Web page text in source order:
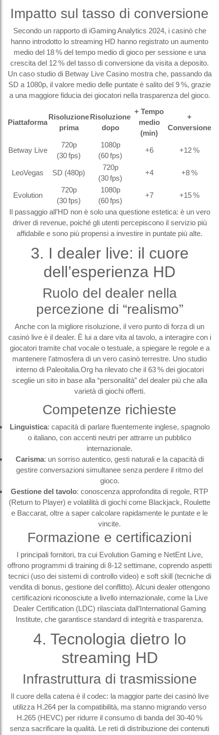
Impatto sul tasso di conversione
Secondo un rapporto di iGaming Analytics 2024, i casinò che
hanno introdotto lo streaming HD hanno registrato un aumento
medio del 18 % del tempo medio di gioco per sessione e una
crescita del 12 % del tasso di conversione da visita a deposito.
Un caso studio di Betway Live Casino mostra che, passando da
SD a 1080p, il valore medio delle puntate è salito del 9 %, grazie
a una maggiore fiducia dei giocatori nella trasparenza del gioco.
Piattaforma
Risoluzione
prima
Risoluzione
dopo
+ Tempo
medio
(min)
+
Conversione
Betway Live
720p
(30 fps)
1080p
(60 fps)
+6 +12 %
LeoVegas SD (480p)
720p
(30 fps)
+4 +8 %
Evolution
720p
(30 fps)
1080p
(60 fps)
+7
+15 %
Il passaggio all’HD non è solo una questione estetica: è un vero
driver di revenue, poiché gli utenti percepiscono il servizio più
affidabile e sono più propensi a investire in puntate più alte.
3. I dealer live: il cuore
dell’esperienza HD
Ruolo del dealer nella
percezione di “realismo”
Anche con la migliore risoluzione, il vero punto di forza di un
casinò live è il dealer. È lui a dare vita al tavolo, a interagire con i
giocatori tramite chat vocale o testuale, a spiegare le regole e a
mantenere l’atmosfera di un vero casinò terrestre. Uno studio
interno di Paleoitalia.Org ha rilevato che il 63 % dei giocatori
sceglie un sito in base alla “personalità” del dealer più che alla
varietà di giochi offerti.
Competenze richieste
Linguistica: capacità di parlare fluentemente inglese, spagnolo
o italiano, con accenti neutri per attrarre un pubblico
internazionale.
Carisma: un sorriso autentico, gesti naturali e la capacità di
gestire conversazioni simultanee senza perdere il ritmo del
gioco.
Gestione del tavolo: conoscenza approfondita di regole, RTP
(Return to Player) e volatilità di giochi come Blackjack, Roulette
e Baccarat, oltre a saper calcolare rapidamente le puntate e le
vincite.
Formazione e certificazioni
I principali fornitori, tra cui Evolution Gaming e NetEnt Live,
offrono programmi di training di 8‑12 settimane, coprendo aspetti
tecnici (uso dei sistemi di controllo video) e soft skill (tecniche di
vendita di bonus, gestione del conflitto). Alcuni dealer ottengono
certificazioni riconosciute a livello internazionale, come la Live
Dealer Certification (LDC) rilasciata dall’International Gaming
Institute, che garantisce standard di integrità e trasparenza.
4. Tecnologia dietro lo
streaming HD
Infrastruttura di trasmissione
Il cuore della catena è il codec: la maggior parte dei casinò live
utilizza H.264 per la compatibilità, ma stanno migrando verso
H.265 (HEVC) per ridurre il consumo di banda del 30‑40 %
senza sacrificare la qualità. Le reti di distribuzione dei contenuti